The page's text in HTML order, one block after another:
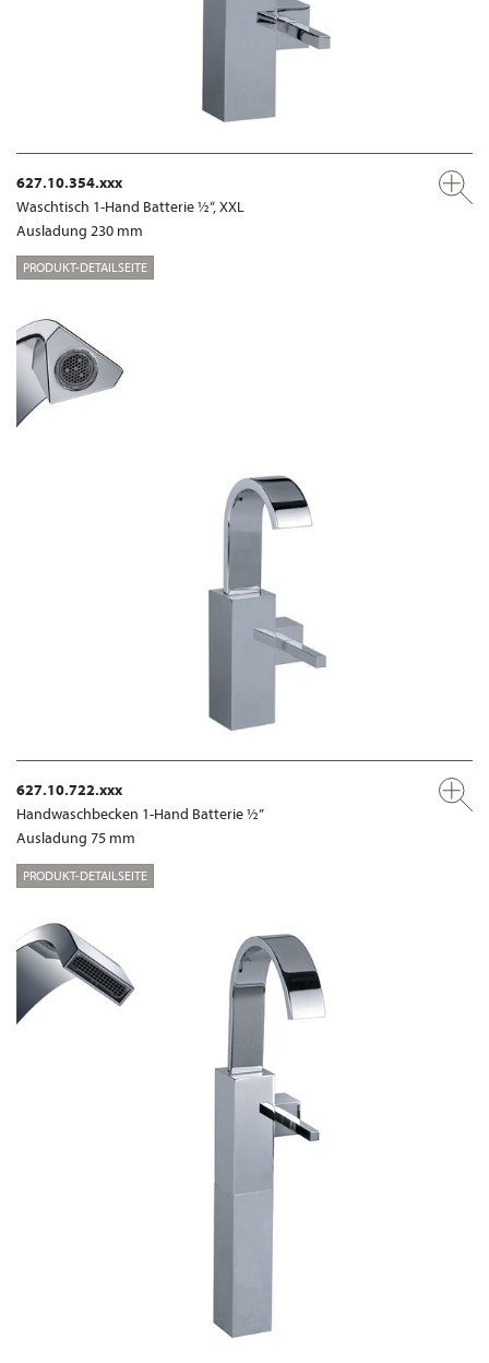
627.10.354.xxx
Waschtisch 1-Hand Batterie ½“, XXL
Ausladung 230 mm
PRODUKT-DETAILSEITE
627.10.722.xxx
Handwaschbecken 1-Hand Batterie ½”
Ausladung 75 mm
PRODUKT-DETAILSEITE